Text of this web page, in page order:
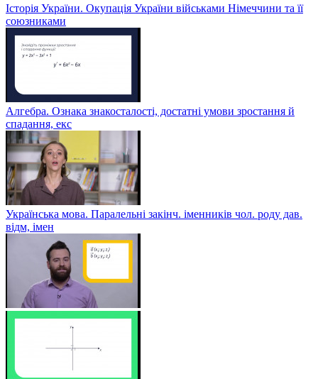
Історія України. Окупація України військами Німеччини та її
союзниками
Алгебра. Ознака знакосталості, достатні умови зростання й
спадання, екс
Українська мова. Паралельні закінч. іменників чол. роду дав.
відм, імен